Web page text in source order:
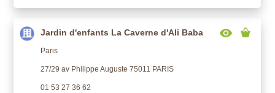
Jardin d'enfants La Caverne d'Ali Baba
Paris
27/29 av Philippe Auguste 75011 PARIS
01 53 27 36 62